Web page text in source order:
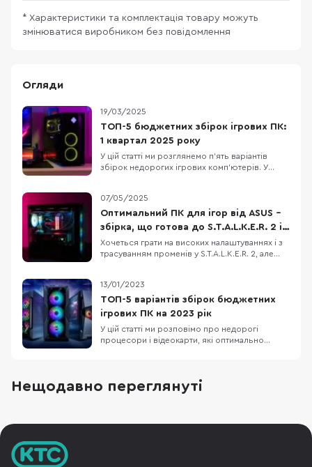
* Характеристики та комплектація товару можуть
змінюватися виробником без повідомлення
Огляди
19/03/2025
ТОП-5 бюджетних збірок ігрових ПК:
1 квартал 2025 року
У цій статті ми розглянемо п’ять варіантів
збірок недорогих ігрових комп’ютерів. У
та AMD випустили нові лінійки відеокарт, але
вони ще малодоступні й коштують занадто
дорого. Тому в кожному ПК ми підбираємо
оптимальни
07/05/2025
Оптимальний ПК для ігор від ASUS –
збірка, що готова до S.T.A.L.K.E.R. 2 і
не тільки
Хочеться грати на високих налаштуваннях і з
трасуванням променів у S.T.A.L.K.E.R. 2, але
який дозволить не лише пограти з
комфортом, але й стрімити ігри на популярні
платформи. Корпус ASUS A23 Plus, блок
живлення
13/01/2023
ТОП-5 варіантів збірок бюджетних
ігрових ПК на 2023 рік
У цій статті ми розповімо про недорогі
процесори і відеокарти, які оптимально
пам'ять і блоки живлення. Отож, п'ять
конфігурацій ПК від мінімальної для
Нещодавно переглянуті